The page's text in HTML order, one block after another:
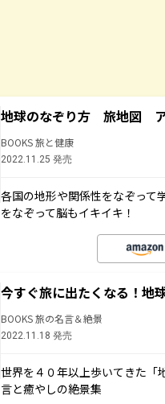
地球のなぞり方 旅地図
BOOKS 旅と健康
2022.11.25 発売
各国の地形や関係性をなぞって
をなぞって脳もイキイキ！
今すぐ旅に出たくなる！地
BOOKS 旅の名言＆絶景
2022.11.18 発売
世界を４０年以上歩いてきた「
言と癒やしの絶景集